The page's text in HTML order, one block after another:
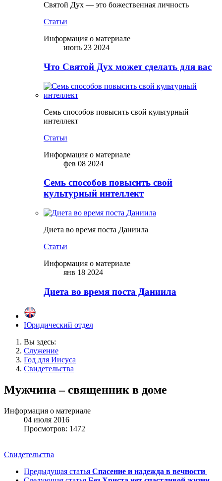
Святой Дух — это божественная личность
Статьи
Информация о материале
июнь 23 2024
Что Святой Дух может сделать для вас
Семь способов повысить свой культурный
интеллект
Статьи
Информация о материале
фев 08 2024
Семь способов повысить свой
культурный интеллект
Диета во время поста Даниила
Статьи
Информация о материале
янв 18 2024
Диета во время поста Даниила
Юридический отдел
Вы здесь:
Служение
Год для Иисуса
Свидетельства
Мужчина – священник в доме
Информация о материале
04 июля 2016
Просмотров: 1472
Свидетельства
Предыдущая статья Спасение и надежда в вечности